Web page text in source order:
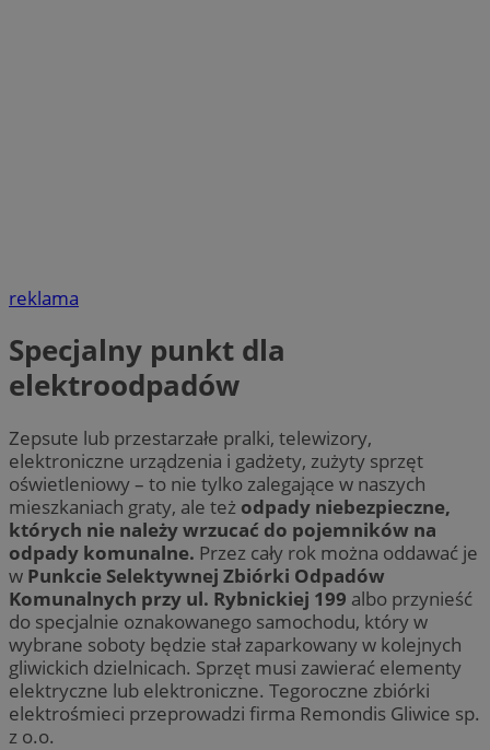
reklama
Specjalny punkt dla
elektroodpadów
Zepsute lub przestarzałe pralki, telewizory,
elektroniczne urządzenia i gadżety, zużyty sprzęt
oświetleniowy – to nie tylko zalegające w naszych
mieszkaniach graty, ale też odpady niebezpieczne,
których nie należy wrzucać do pojemników na
odpady komunalne. Przez cały rok można oddawać je
w Punkcie Selektywnej Zbiórki Odpadów
Komunalnych przy ul. Rybnickiej 199 albo przynieść
do specjalnie oznakowanego samochodu, który w
wybrane soboty będzie stał zaparkowany w kolejnych
gliwickich dzielnicach. Sprzęt musi zawierać elementy
elektryczne lub elektroniczne. Tegoroczne zbiórki
elektrośmieci przeprowadzi firma Remondis Gliwice sp.
z o.o.